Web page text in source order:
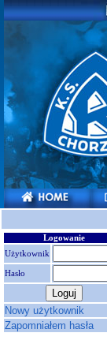
Logowanie
Użytkownik
Hasło
Nowy użytkownik
Zapomniałem hasła